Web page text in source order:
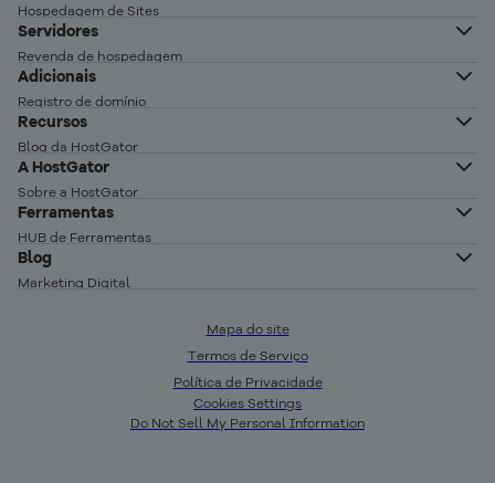
Hospedagem de Sites
Hospedagem WordPress
Hospedagem para loja virtual
Criador de sites
Loja HostGator
Servidores
Revenda de hospedagem
Servidor VPS
Servidor VPS n8n auto-hospedado
Servidor Dedicado Linux
Servidor Dedicado Windows
Adicionais
Registro de domínio
Transferência de domínio
E-mail profissional
Certificado SSL
HostGator AllPass
Recursos
Blog da HostGator
Migração de Hospedagem
Perguntas Frequentes
Base de conhecimento de hospedagem
Base de conhecimento da Loja HostGator
A HostGator
Sobre a HostGator
Trabalhe conosco
Programa de Afiliados
Opiniões de Clientes
Ferramentas
HUB de Ferramentas
Verificador Whois
Calculadora de Preço de Venda
Gerador de Nome para Empresa
Gerador de QR Code
Blog
Marketing Digital
Mapa do site
Termos de Serviço
Política de Privacidade
Cookies Settings
Do Not Sell My Personal Information